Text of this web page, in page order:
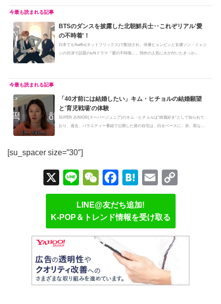
BTSのダンスを披露した北朝鮮兵士‥これぞリアル'愛
の不時着'！
日本でもNetflix(ネットフリックス)で配信され、俳優ヒョンビンと女優ソン・イェジ
ンの共演で話題のtvNドラマ『愛の不時着』。同作の人気に火が付いたきっか...
「40才前には結婚したい」キム・ヒチョルの結婚願望
と'育児戦場'の体験
SUPER JUNIOR(スーパージュニア)のキム・ヒチョルは“綺麗好き”として知られて
おり、過去、バラエティー番組で公開した彼の自宅は、白をベースに、赤、黒な
[su_spacer size=”30″]
X Li
n
e
W
e
C
h
at
F
a
c
e
b
o
o
k
H
at
e
n
a
E
m
ail
Li
LINE@友だち追加!
K-POP＆トレンド情報を受け取る